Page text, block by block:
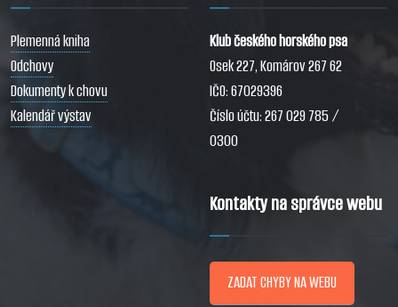
Plemenná kniha
Odchovy
Dokumenty k chovu
Kalendář výstav
Klub českého horského psa
Osek 227, Komárov 267 62
IČO: 67029396
Číslo účtu: 267 029 785 /
0300
Kontakty na správce webu
ZADAT CHYBY NA WEBU